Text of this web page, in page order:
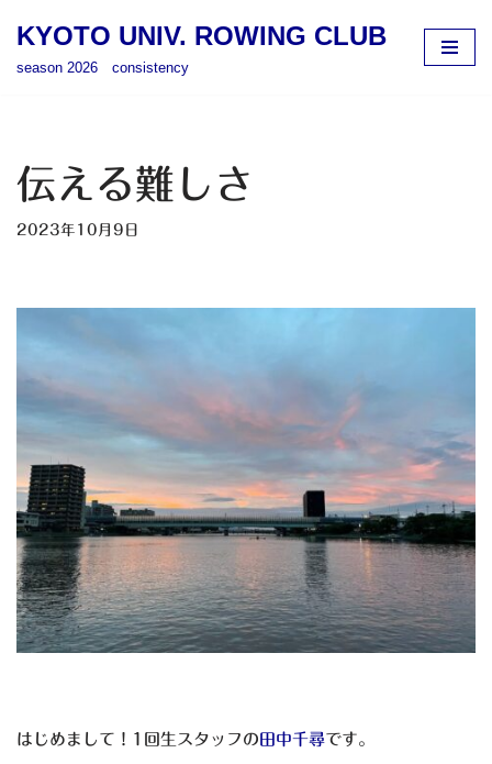
ツ
へ
KYOTO UNIV. ROWING CLUB
season 2026 consistency
伝える難しさ
2023年10月9日
はじめまして！ 1 回生スタッフの 田中千尋です。